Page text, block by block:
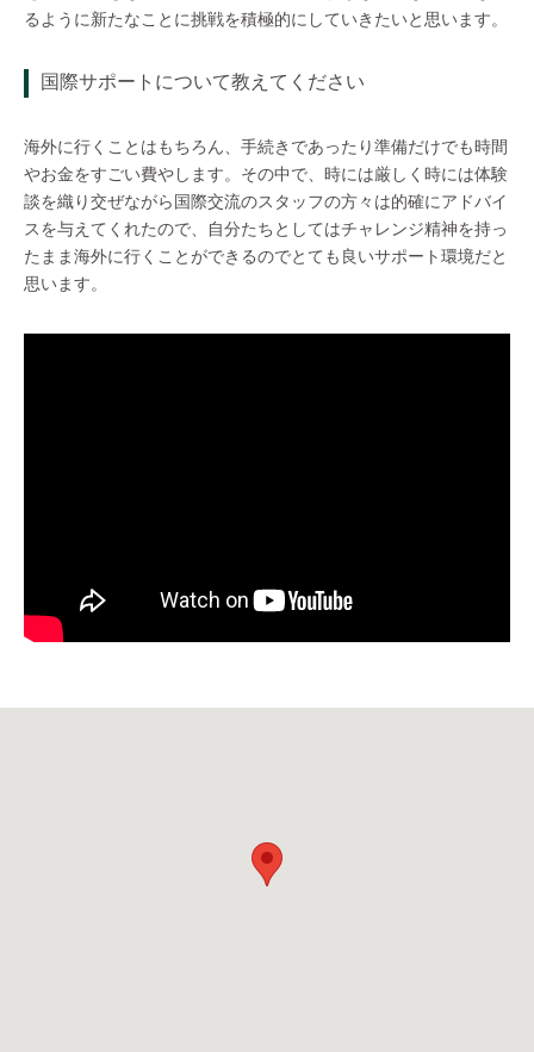
るように新たなことに挑戦を積極的にしていきたいと思います。
国際サポートについて教えてください
海外に行くことはもちろん、手続きであったり準備だけでも時間
やお金をすごい費やします。その中で、時には厳しく時には体験
談を織り交ぜながら国際交流のスタッフの方々は的確にアドバイ
スを与えてくれたので、自分たちとしてはチャレンジ精神を持っ
たまま海外に行くことができるのでとても良いサポート環境だと
思います。